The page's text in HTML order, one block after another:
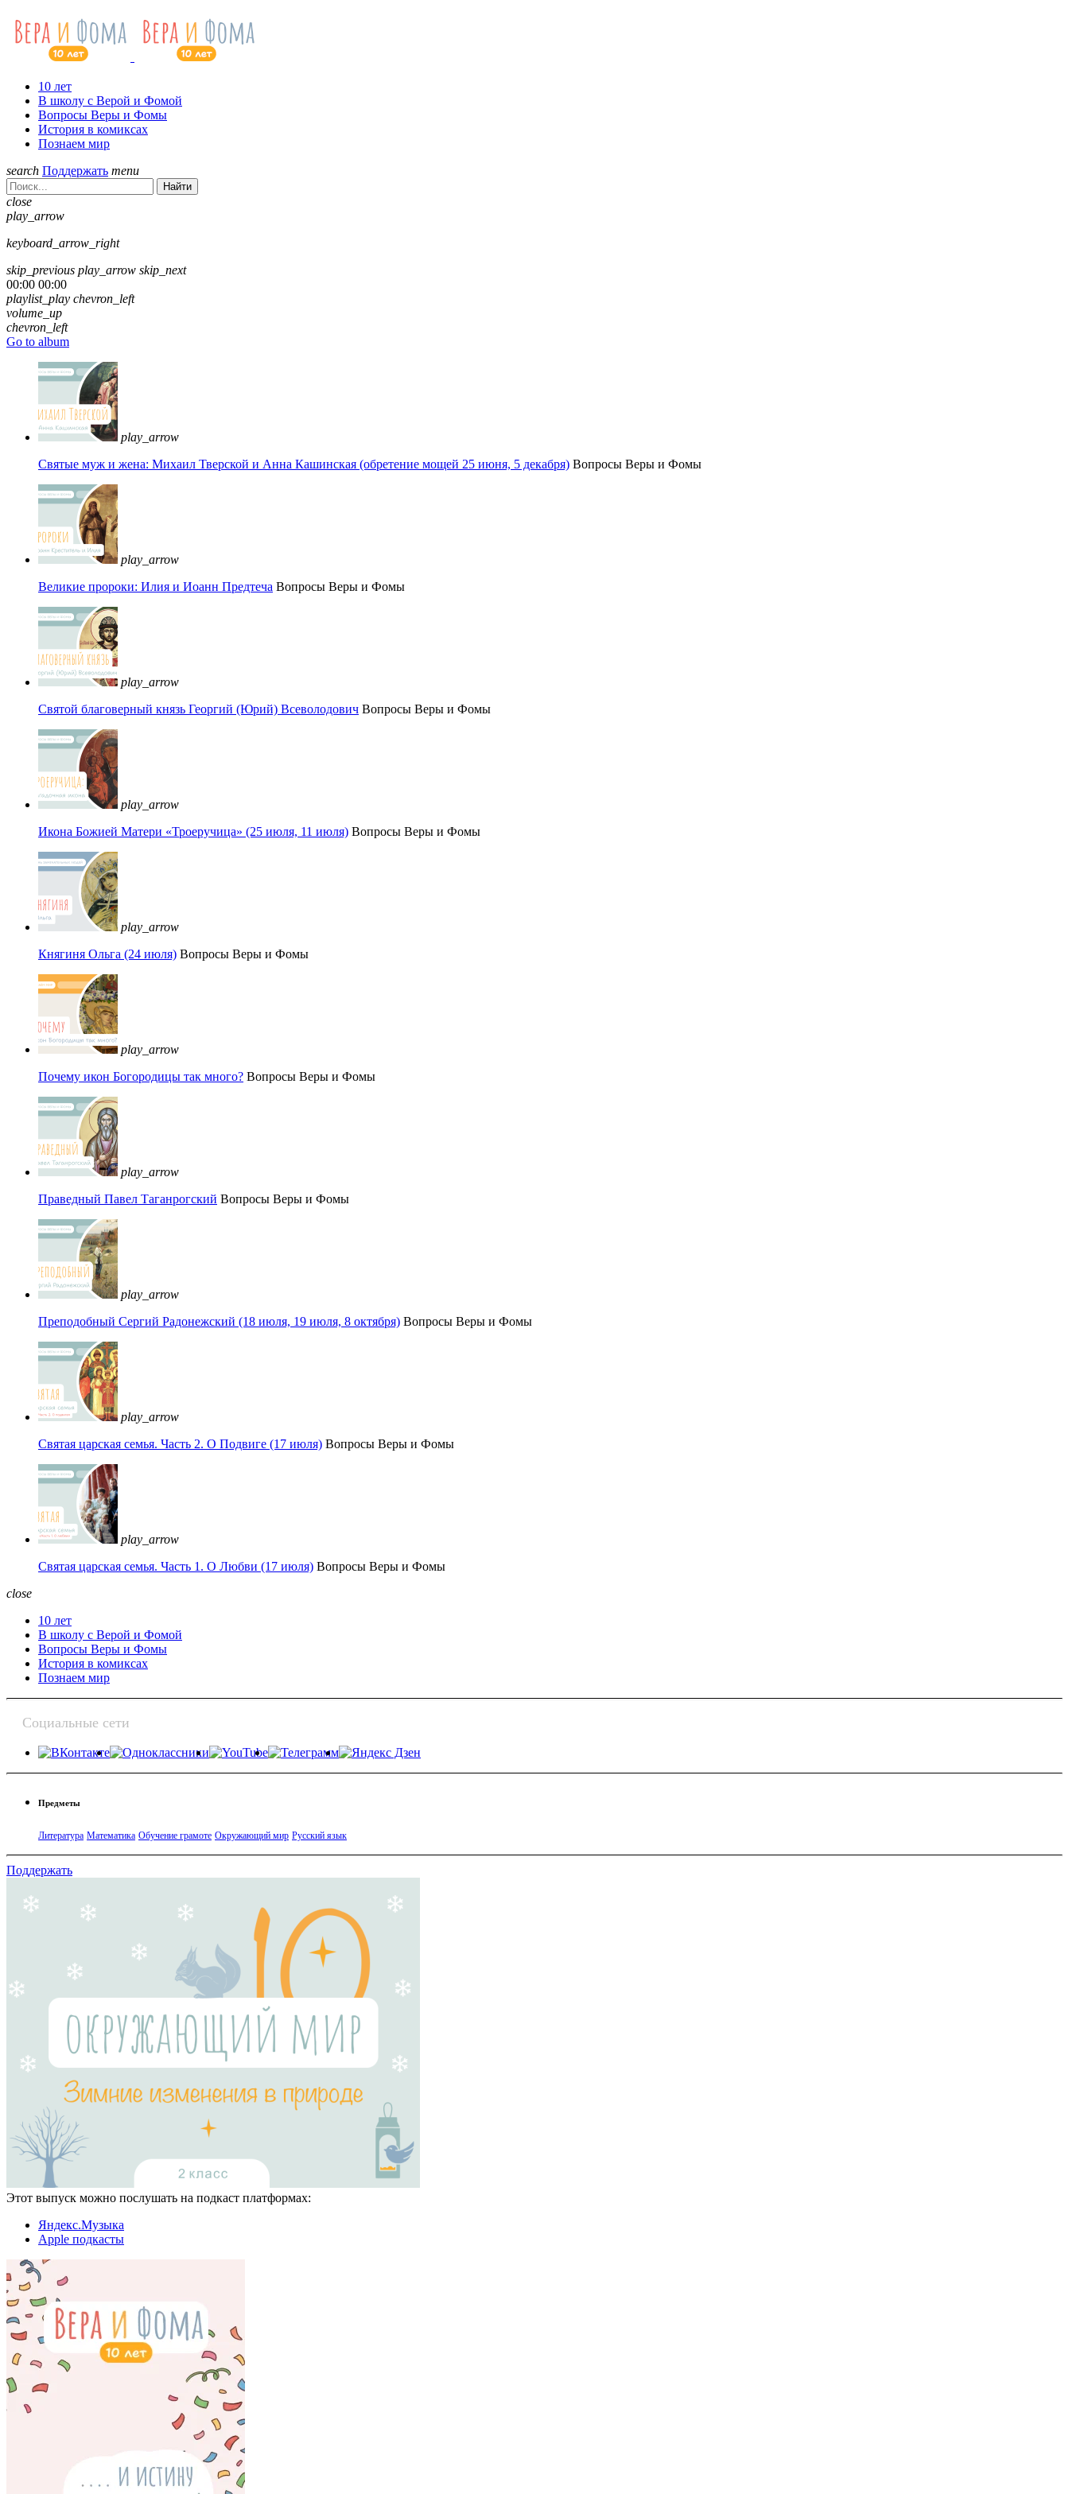
10 лет
В школу с Верой и Фомой
Вопросы Веры и Фомы
История в комиксах
Познаем мир
search Поддержать menu
Найти
close
play_arrow
keyboard_arrow_right
skip_previous play_arrow skip_next
00:00 00:00
playlist_play chevron_left
volume_up
chevron_left
Go to album
play_arrow
Святые муж и жена: Михаил Тверской и Анна Кашинская (обретение мощей 25 июня, 5 декабря) Вопросы Веры и Фомы
play_arrow
Великие пророки: Илия и Иоанн Предтеча Вопросы Веры и Фомы
play_arrow
Святой благоверный князь Георгий (Юрий) Всеволодович Вопросы Веры и Фомы
play_arrow
Икона Божией Матери «Троеручица» (25 июля, 11 июля) Вопросы Веры и Фомы
play_arrow
Княгиня Ольга (24 июля) Вопросы Веры и Фомы
play_arrow
Почему икон Богородицы так много? Вопросы Веры и Фомы
play_arrow
Праведный Павел Таганрогский Вопросы Веры и Фомы
play_arrow
Преподобный Сергий Радонежский (18 июля, 19 июля, 8 октября) Вопросы Веры и Фомы
play_arrow
Святая царская семья. Часть 2. О Подвиге (17 июля) Вопросы Веры и Фомы
play_arrow
Святая царская семья. Часть 1. О Любви (17 июля) Вопросы Веры и Фомы
close
10 лет
В школу с Верой и Фомой
Вопросы Веры и Фомы
История в комиксах
Познаем мир
Социальные сети
Предметы
Литература Математика Обучение грамоте Окружающий мир Русский язык
Поддержать
Этот выпуск можно послушать на подкаст платформах:
Яндекс.Музыка
Apple подкасты